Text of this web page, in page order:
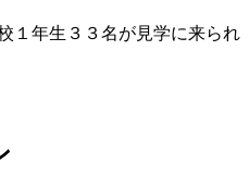
１年生３３名が見学に来られ